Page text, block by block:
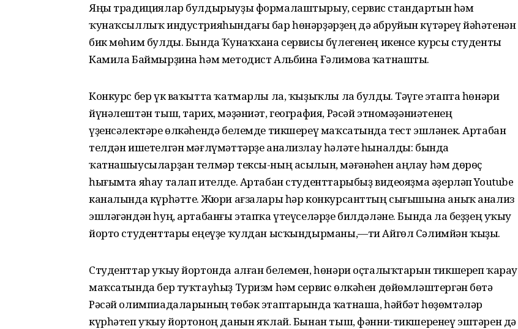
Яңы традициялар булдырыуҙы формалаштырыу, сервис стандартын һәм
ҡунаҡсыллыҡ индустрияһындағы бар һөнәрҙәрҙең дә абруйын күтәреү йәһәтенән
бик мөһим булды. Бында Ҡунаҡхана сервисы бүлегенең икенсе курсы студенты
Камила Баймырҙина һәм методист Альбина Ғәлимова ҡатнашты.
Конкурс бер үк ваҡытта ҡатмарлы ла, ҡыҙыҡлы ла булды. Тәүге этапта һөнәри
йүнәлештән тыш, тарих, мәҙәниәт, география, Рәсәй этномәҙәниәтенең
үҙенсәлектәре өлкәһендә белемде тикшереү маҡсатында тест эшләнек. Артабан
телдән ишетелгән мәғлүмәттәрҙе анализлау һәләте һыналды: бында
ҡатнашыусыларҙан телмәр тексы-ның асылын, мәғәнәһен аңлау һәм дөрөҫ
һығымта яһау талап ителде. Артабан студенттарыбыҙ видеояҙма әҙерләп Youtube
каналында күрһәтте. Жюри ағзалары һәр конкурсанттың сығышына аныҡ анализ
эшләгәндән һуң, артабанғы этапҡа үтеүселәрҙе билдәләне. Бында ла беҙҙең уҡыу
йорто студенттары еңеүҙе ҡулдан ысҡындырманы,—ти Айгөл Сәлимйән ҡыҙы.
Студенттар уҡыу йортонда алған белемен, һөнәри оҫталыҡтарын тикшереп ҡарау
маҡсатында бер туҡтауһыҙ Туризм һәм сервис өлкәһен дөйөмләштергән бөтә
Рәсәй олимпиадаларының төбәк этаптарында ҡатнаша, һәйбәт һөҙөмтәләр
күрһәтеп уҡыу йортоноң данын яҡлай. Бынан тыш, фәнни-тикшеренеү эштәрен дә